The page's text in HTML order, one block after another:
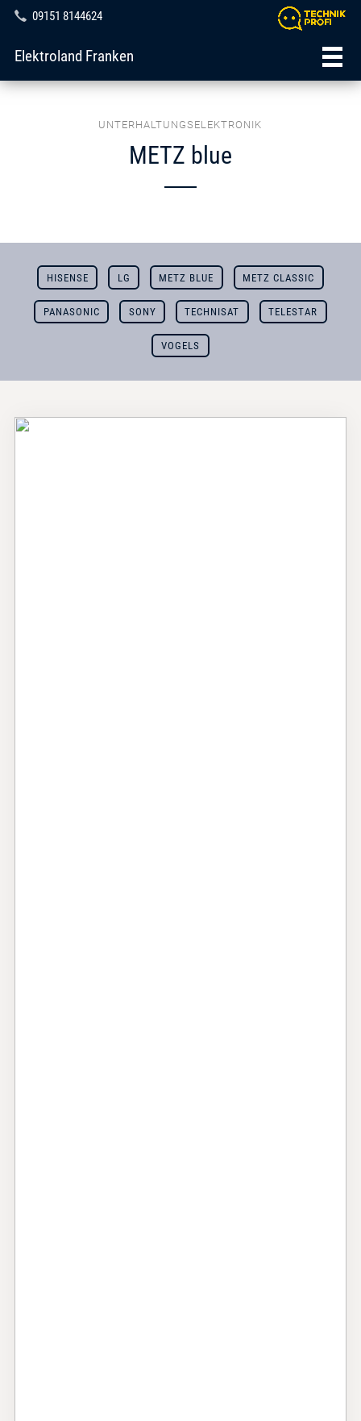
09151 8144624
Elektroland Franken
UNTERHALTUNGSELEKTRONIK
METZ blue
HISENSE LG METZ BLUE METZ CLASSIC
PANASONIC SONY TECHNISAT TELESTAR
VOGELS